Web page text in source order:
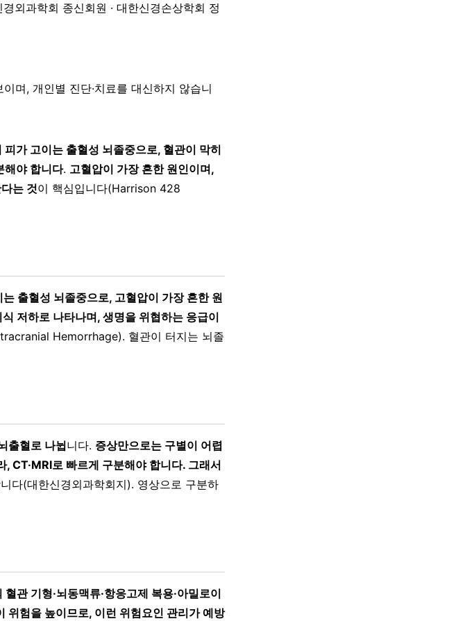
외과학회 종신회원 · 대한신경손상학회 정
며, 개인별 진단·치료를 대신하지 않습니
피가 고이는 출혈성 뇌졸중으로, 혈관이 막히
해야 합니다. 고혈압이 가장 흔한 원인이며,
는 것이 핵심입니다(Harrison 428
출혈성 뇌졸중으로, 고혈압이 가장 흔한 원
저하로 나타나며, 생명을 위협하는 응급이
Hemorrhage). 혈관이 터지는 뇌졸
출혈로 나뉩니다. 증상만으로는 구별이 어렵
CT·MRI로 빠르게 구분해야 합니다. 그래서
다(대한신경외과학회지). 영상으로 구분하
관 기형·뇌동맥류·항응고제 복용·아밀로이
위험을 높이므로, 이런 위험요인 관리가 예방